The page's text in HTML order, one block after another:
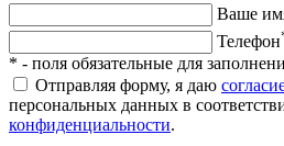
Ваше
Телефон
* - поля обязательные для
Отправляя форму, я даю
персональных данных в
конфиденциальности.